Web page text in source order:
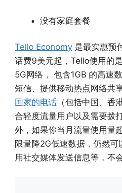
没有家庭套餐
Tello Economy 是最实惠预
话费9美元起，Tello使用的
5G网络， 包含1GB 的高速
短信、提供移动热点网络共
国家的电话 （包括中国、香
合轻度流量用户以及需要拨
外，如果你当月流量使用量
限量降2G低速数据，仍然
用社交媒体发送信息等，不